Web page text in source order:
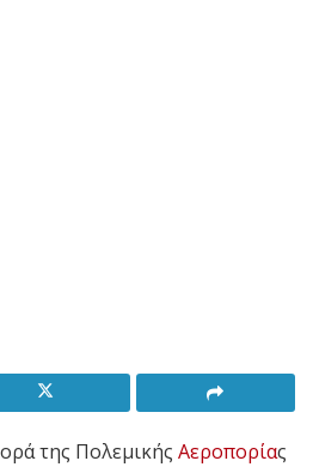
της Πολεμικής Αεροπορίας